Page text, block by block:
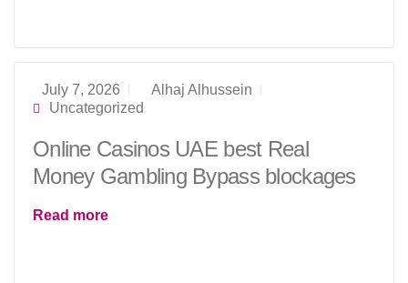
July 7, 2026
Alhaj Alhussein
Uncategorized
Online Casinos UAE best Real
Money Gambling Bypass blockages
Read more